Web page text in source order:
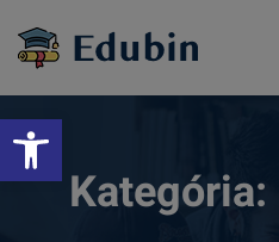
Eszköztár megnyitása
content
Kategória: